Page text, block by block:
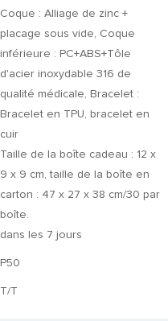
Coque : Alliage de zinc +
placage sous vide, Coque
inférieure : PC+ABS+Tôle
d'acier inoxydable 316 de
qualité médicale, Bracelet :
Bracelet en TPU, bracelet en
cuir
Taille de la boîte cadeau : 12 x
9 x 9 cm, taille de la boîte en
carton : 47 x 27 x 38 cm/30 par
boîte.
dans les 7 jours
P50
T/T